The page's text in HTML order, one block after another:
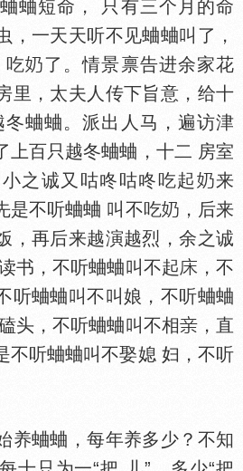
蛐短命， 只有三个月的命
，一天天听不见蛐蛐叫了，
吃
了。情景禀告进余家花
里，太夫人传下旨意，给十
蛐蛐。派出人马，遍访津
上百只越冬蛐蛐，十二 房室
之诚又咕咚咕咚吃起
来
是不听蛐蛐 叫不吃
，后来
，再后来越演越烈，余之诚
书，不听蛐蛐叫不起
，不
听蛐蛐叫不叫娘，不听蛐蛐
头，不听蛐蛐叫不相
，直
不听蛐蛐叫不娶媳 妇，不听
蛐蛐，每年养多少？不知